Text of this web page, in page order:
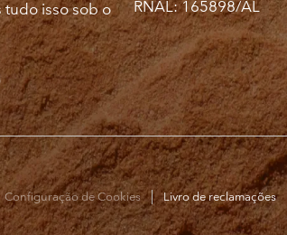
isso sob o
RNAL: 165898/AL
Configuração de Cookies Livro de reclamações